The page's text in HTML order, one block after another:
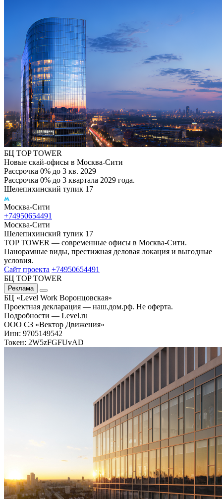
БЦ TOP TOWER
Новые скай-офисы в Москва-Сити
Рассрочка 0% до 3 кв. 2029
Рассрочка 0% до 3 квартала 2029 года.
Шелепихинский тупик 17
Москва-Сити
+74950654491
Москва-Сити
Шелепихинский тупик 17
TOP TOWER — современные офисы в Москва-Сити.
Панорамные виды, престижная деловая локация и выгодные
условия.
Сайт проекта +74950654491
БЦ TOP TOWER
Реклама
БЦ «Level Work Воронцовская»‎
Проектная декларация — наш.дом.рф. Не оферта.
Подробности — Level.ru
ООО СЗ «Вектор Движения»
Инн: 9705149542
Токен: 2W5zFGFUvAD